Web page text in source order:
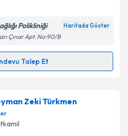
Polikliniği Haritada Göster
Çınar Apt. No:90/B
Talep Et
Talebi
Ramoğluiçin randevu takvimi
uzmandan randevu almanız
e-posta ile
Zeki Türkmen